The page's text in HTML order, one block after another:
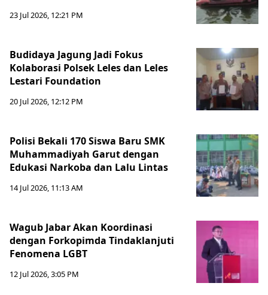
23 Jul 2026, 12:21 PM
Budidaya Jagung Jadi Fokus
Kolaborasi Polsek Leles dan Leles
Lestari Foundation
20 Jul 2026, 12:12 PM
Polisi Bekali 170 Siswa Baru SMK
Muhammadiyah Garut dengan
Edukasi Narkoba dan Lalu Lintas
14 Jul 2026, 11:13 AM
Wagub Jabar Akan Koordinasi
dengan Forkopimda Tindaklanjuti
Fenomena LGBT
12 Jul 2026, 3:05 PM